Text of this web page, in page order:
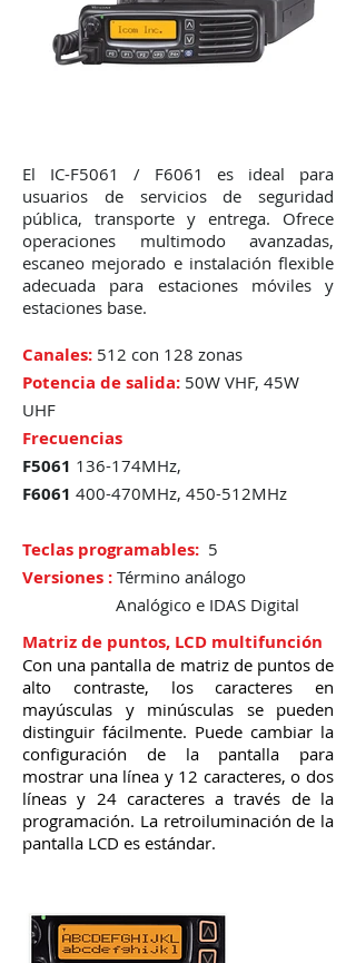
El IC-F5061 / F6061 es ideal para
usuarios de servicios de seguridad
pública, transporte y entrega. Ofrece
operaciones multimodo avanzadas,
escaneo mejorado e instalación flexible
adecuada para estaciones móviles y
estaciones base.
Canales: 512 con 128 zonas
Potencia de salida: 50W VHF, 45W
UHF
Frecuencias
F5061 136-174MHz,
F6061 400-470MHz, 450-512MHz
Teclas programables: 5
Versiones : Término análogo
Analógico e IDAS Digital
Matriz de puntos, LCD multifunción
Con una pantalla de matriz de puntos de
alto contraste, los caracteres en
mayúsculas y minúsculas se pueden
distinguir fácilmente. Puede cambiar la
configuración de la pantalla para
mostrar una línea y 12 caracteres, o dos
líneas y 24 caracteres a través de la
programación. La retroiluminación de la
pantalla LCD es estándar.